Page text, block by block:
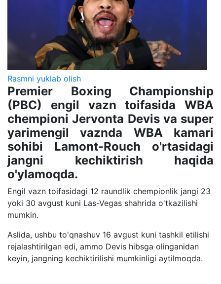
Rasmni yuklab olish
Premier Boxing Championship
(PBC) engil vazn toifasida WBA
chempioni Jervonta Devis va super
yarimengil vaznda WBA kamari
sohibi Lamont-Rouch o'rtasidagi
jangni kechiktirish haqida
o'ylamoqda.
Engil vazn toifasidagi 12 raundlik chempionlik jangi 23
yoki 30 avgust kuni Las-Vegas shahrida o'tkazilishi
mumkin.
Aslida, ushbu to'qnashuv 16 avgust kuni tashkil etilishi
rejalashtirilgan edi, ammo Devis hibsga olinganidan
keyin, jangning kechiktirilishi mumkinligi aytilmoqda.